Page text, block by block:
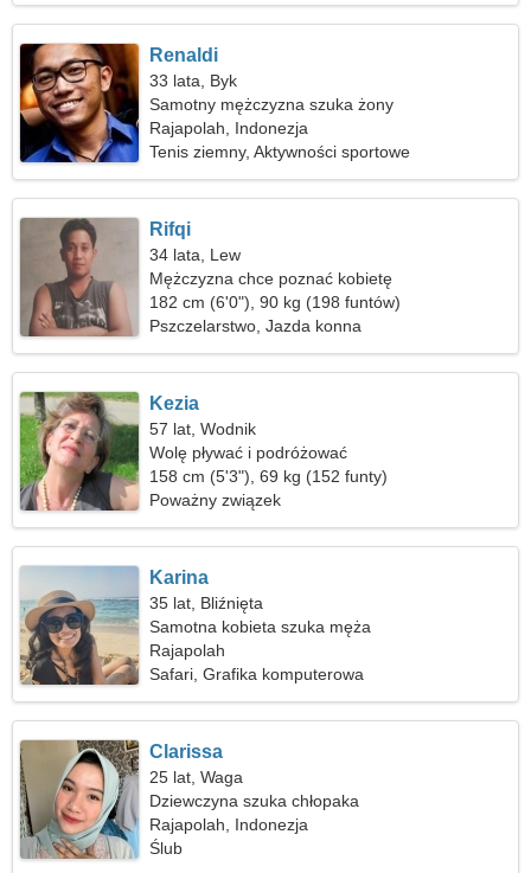
Renaldi
33 lata, Byk
Samotny mężczyzna szuka żony
Rajapolah, Indonezja
Tenis ziemny, Aktywności sportowe
Rifqi
34 lata, Lew
Mężczyzna chce poznać kobietę
182 cm (6'0"), 90 kg (198 funtów)
Pszczelarstwo, Jazda konna
Kezia
57 lat, Wodnik
Wolę pływać i podróżować
158 cm (5'3"), 69 kg (152 funty)
Poważny związek
Karina
35 lat, Bliźnięta
Samotna kobieta szuka męża
Rajapolah
Safari, Grafika komputerowa
Clarissa
25 lat, Waga
Dziewczyna szuka chłopaka
Rajapolah, Indonezja
Ślub